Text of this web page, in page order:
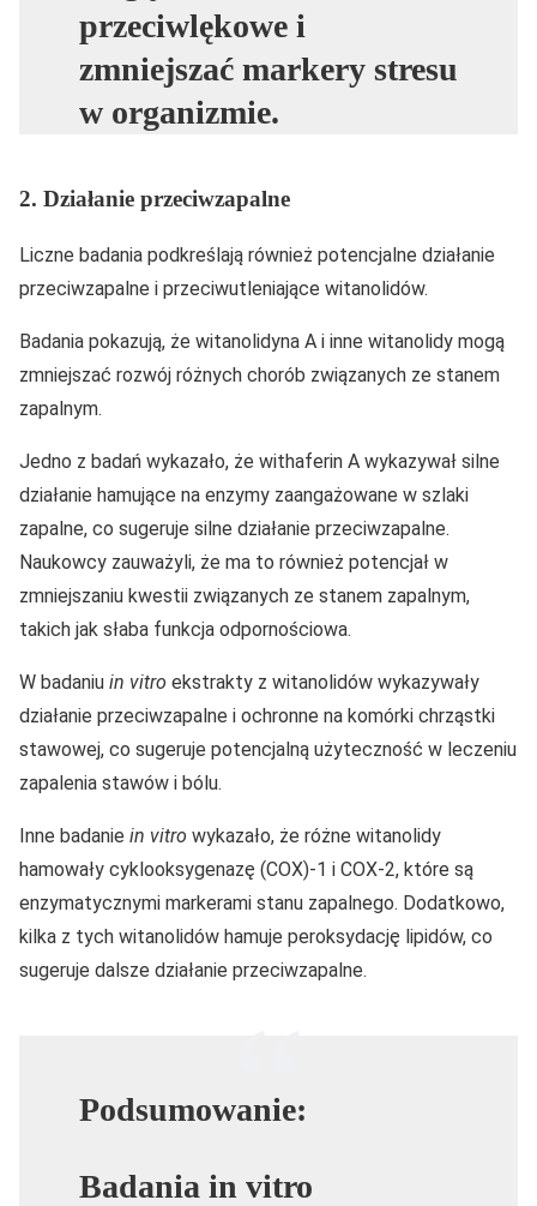
przeciwlękowe i
zmniejszać markery stresu
w organizmie.
2. Działanie przeciwzapalne
Liczne badania podkreślają również potencjalne działanie
przeciwzapalne i przeciwutleniające witanolidów.
Badania pokazują, że witanolidyna A i inne witanolidy mogą
zmniejszać rozwój różnych chorób związanych ze stanem
zapalnym.
Jedno z badań wykazało, że withaferin A wykazywał silne
działanie hamujące na enzymy zaangażowane w szlaki
zapalne, co sugeruje silne działanie przeciwzapalne.
Naukowcy zauważyli, że ma to również potencjał w
zmniejszaniu kwestii związanych ze stanem zapalnym,
takich jak słaba funkcja odpornościowa.
W badaniu in vitro ekstrakty z witanolidów wykazywały
działanie przeciwzapalne i ochronne na komórki chrząstki
stawowej, co sugeruje potencjalną użyteczność w leczeniu
zapalenia stawów i bólu.
Inne badanie in vitro wykazało, że różne witanolidy
hamowały cyklooksygenazę (COX)-1 i COX-2, które są
enzymatycznymi markerami stanu zapalnego. Dodatkowo,
kilka z tych witanolidów hamuje peroksydację lipidów, co
sugeruje dalsze działanie przeciwzapalne.
Podsumowanie:
Badania in vitro